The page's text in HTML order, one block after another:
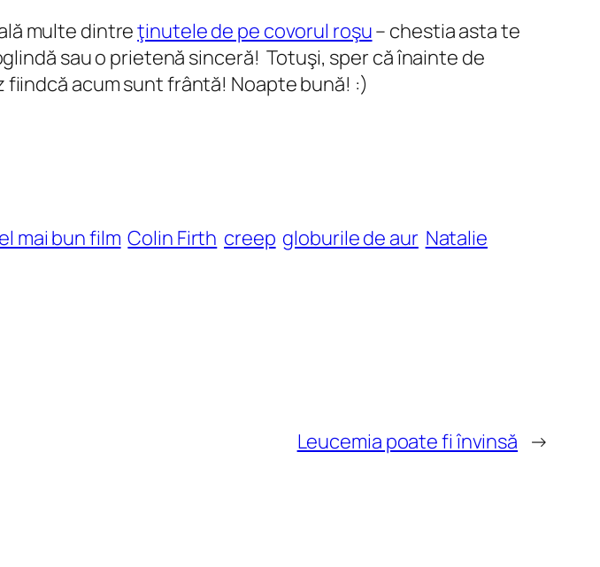
multe dintreţinutele de pe covorul roşu– chestia asta te
sau o prietenă sinceră! Totuşi, sper că înainte de
fiindcă acum sunt frântă! Noapte bună! :)
mai bun film Colin Firth creep globurile de aur Natalie
Leucemia poate fi învinsă →